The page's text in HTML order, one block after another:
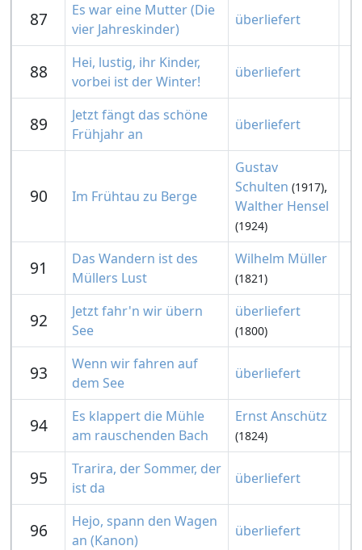
87
Es war eine Mutter (Die
vier Jahreskinder)
überliefert
88
Hei, lustig, ihr Kinder,
vorbei ist der Winter!
überliefert
89
Jetzt fängt das schöne
Frühjahr an
überliefert
90 Im Frühtau zu Berge
Gustav
Schulten (1917),
Walther Hensel
(1924)
91
Das Wandern ist des
Müllers Lust
Wilhelm Müller
(1821)
92
Jetzt fahr'n wir übern
See
überliefert
(1800)
93
Wenn wir fahren auf
dem See
überliefert
94
Es klappert die Mühle
am rauschenden Bach
Ernst Anschütz
(1824)
95
Trarira, der Sommer, der
ist da
überliefert
96
Hejo, spann den Wagen
an (Kanon)
überliefert